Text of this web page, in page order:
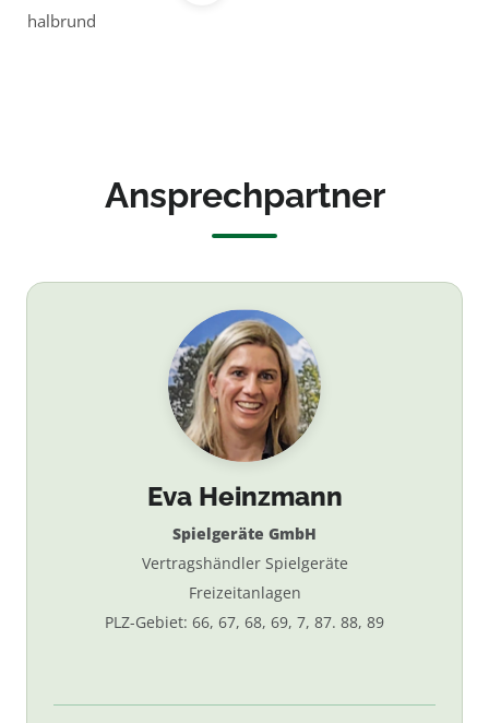
NADELHOLZ KDI
halbrund
Ansprechpartner
Eva Heinzmann
Spielgeräte GmbH
Vertragshändler Spielgeräte
Freizeitanlagen
PLZ-Gebiet: 66, 67, 68, 69, 7, 87. 88, 89